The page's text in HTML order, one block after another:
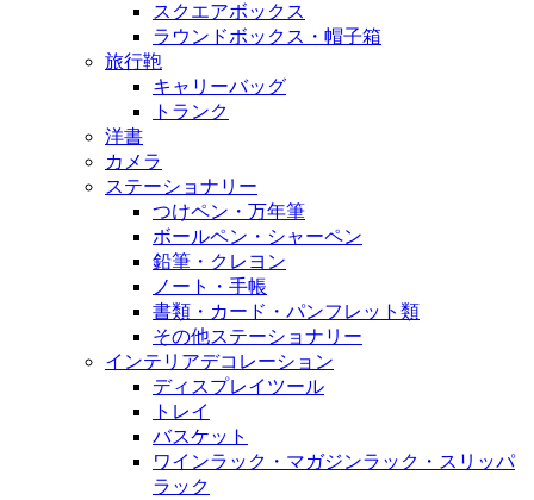
スクエアボックス
ラウンドボックス・帽子箱
旅行鞄
キャリーバッグ
トランク
洋書
カメラ
ステーショナリー
つけペン・万年筆
ボールペン・シャーペン
鉛筆・クレヨン
ノート・手帳
書類・カード・パンフレット類
その他ステーショナリー
インテリアデコレーション
ディスプレイツール
トレイ
バスケット
ワインラック・マガジンラック・スリッパ
ラック